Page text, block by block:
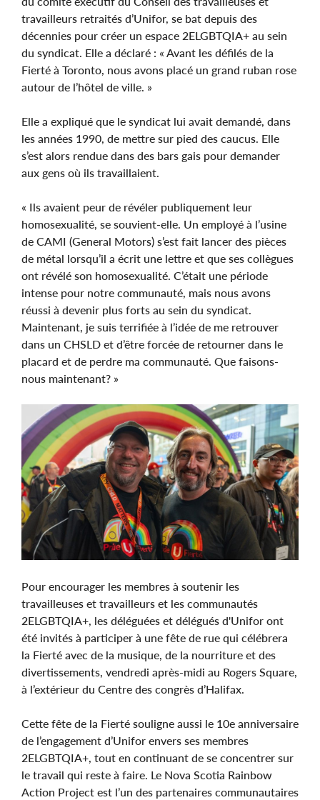
travailleurs retraités d’Unifor, se bat depuis des
décennies pour créer un espace 2ELGBTQIA+ au sein
du syndicat. Elle a déclaré : « Avant les défilés de la
Fierté à Toronto, nous avons placé un grand ruban rose
autour de l’hôtel de ville. »
Elle a expliqué que le syndicat lui avait demandé, dans
les années 1990, de mettre sur pied des caucus. Elle
s’est alors rendue dans des bars gais pour demander
aux gens où ils travaillaient.
« Ils avaient peur de révéler publiquement leur
homosexualité, se souvient-elle. Un employé à l’usine
de CAMI (General Motors) s’est fait lancer des pièces
de métal lorsqu’il a écrit une lettre et que ses collègues
ont révélé son homosexualité. C’était une période
intense pour notre communauté, mais nous avons
réussi à devenir plus forts au sein du syndicat.
Maintenant, je suis terrifiée à l’idée de me retrouver
dans un CHSLD et d’être forcée de retourner dans le
placard et de perdre ma communauté. Que faisons-
nous maintenant? »
Image
Pour encourager les membres à soutenir les
travailleuses et travailleurs et les communautés
2ELGBTQIA+, les déléguées et délégués d'Unifor ont
été invités à participer à une fête de rue qui célébrera
la Fierté avec de la musique, de la nourriture et des
divertissements, vendredi après-midi au Rogers Square,
à l’extérieur du Centre des congrès d’Halifax.
Cette fête de la Fierté souligne aussi le 10e anniversaire
de l’engagement d’Unifor envers ses membres
2ELGBTQIA+, tout en continuant de se concentrer sur
le travail qui reste à faire. Le Nova Scotia Rainbow
Action Project est l’un des partenaires communautaires